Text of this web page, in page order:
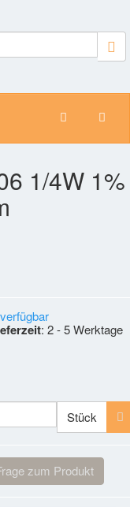
1/4W 1%
verfügbar
: 2 - 5 Werktage
Stück
zum Produkt